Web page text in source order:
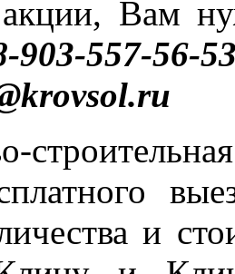
Вам
903-557-56-
krovsol.ru
и